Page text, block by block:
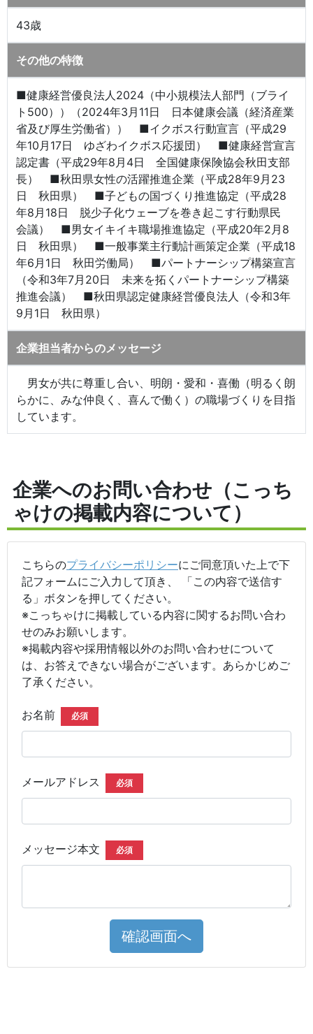
43歳
その他の特徴
■健康経営優良法人2024（中小規模法人部門（ブライ
ト500））（2024年3月11日 日本健康会議（経済産業
省及び厚生労働省）） ■イクボス行動宣言（平成29
年10月17日 ゆざわイクボス応援団） ■健康経営宣言
認定書（平成29年8月4日 全国健康保険協会秋田支部
長） ■秋田県女性の活躍推進企業（平成28年9月23
日 秋田県） ■子どもの国づくり推進協定（平成28
年8月18日 脱少子化ウェーブを巻き起こす行動県民
会議） ■男女イキイキ職場推進協定（平成20年2月8
日 秋田県） ■一般事業主行動計画策定企業（平成18
年6月1日 秋田労働局） ■パートナーシップ構築宣言
（令和3年7月20日 未来を拓くパートナーシップ構築
推進会議） ■秋田県認定健康経営優良法人（令和3年
9月1日 秋田県）
企業担当者からのメッセージ
男女が共に尊重し合い、明朗・愛和・喜働（明るく朗
らかに、みな仲良く、喜んで働く）の職場づくりを目指
しています。
企業へのお問い合わせ（こっち
ゃけの掲載内容について）
こちらのプライバシーポリシーにご同意頂いた上で下
記フォームにご入力して頂き、 「この内容で送信す
る」ボタンを押してください。
※こっちゃけに掲載している内容に関するお問い合わ
せのみお願いします。
※掲載内容や採用情報以外のお問い合わせについて
は、お答えできない場合がございます。あらかじめご
了承ください。
お名前 必須
メールアドレス 必須
メッセージ本文 必須
確認画面へ